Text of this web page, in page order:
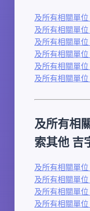
及所有相關單
及所有相關單
及所有相關單
及所有相關單
及所有相關單
及所有相關單
及所有相
索其他 吉
及所有相關單
及所有相關單
及所有相關單
及所有相關單